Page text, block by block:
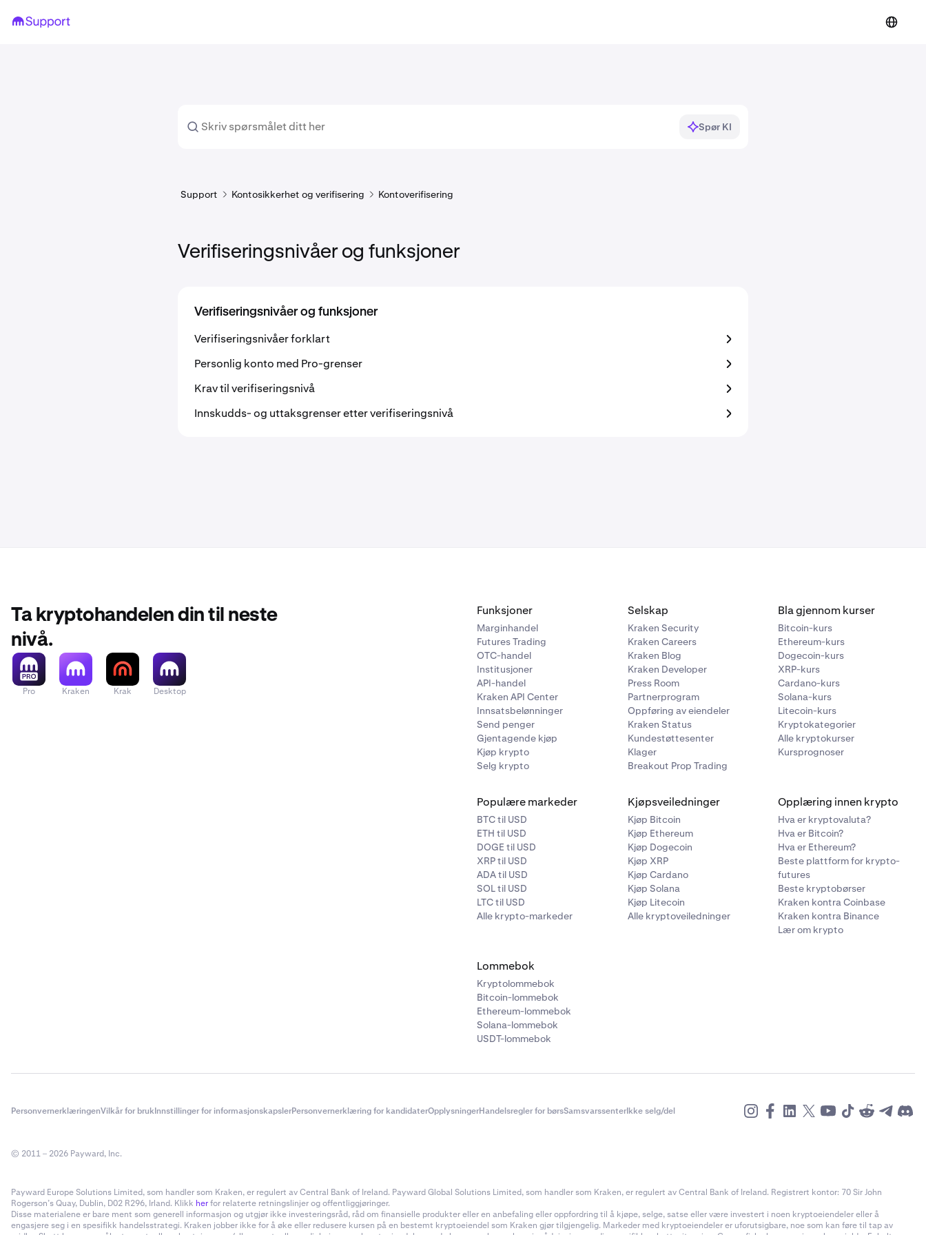
Spør KI
Support Kontosikkerhet og verifisering Kontoverifisering
Verifiseringsnivåer og funksjoner
Verifiseringsnivåer og funksjoner
Verifiseringsnivåer forklart
Personlig konto med Pro-grenser
Krav til verifiseringsnivå
Innskudds- og uttaksgrenser etter verifiseringsnivå
Ta kryptohandelen din til neste
nivå.
Pro Kraken Krak Desktop
Funksjoner
Marginhandel
Futures Trading
OTC-handel
Institusjoner
API-handel
Kraken API Center
Innsatsbelønninger
Send penger
Gjentagende kjøp
Kjøp krypto
Selg krypto
Selskap
Kraken Security
Kraken Careers
Kraken Blog
Kraken Developer
Press Room
Partnerprogram
Oppføring av eiendeler
Kraken Status
Kundestøttesenter
Klager
Breakout Prop Trading
Bla gjennom kurser
Bitcoin-kurs
Ethereum-kurs
Dogecoin-kurs
XRP-kurs
Cardano-kurs
Solana-kurs
Litecoin-kurs
Kryptokategorier
Alle kryptokurser
Kursprognoser
Populære markeder
BTC til USD
ETH til USD
DOGE til USD
XRP til USD
ADA til USD
SOL til USD
LTC til USD
Alle krypto-markeder
Kjøpsveiledninger
Kjøp Bitcoin
Kjøp Ethereum
Kjøp Dogecoin
Kjøp XRP
Kjøp Cardano
Kjøp Solana
Kjøp Litecoin
Alle kryptoveiledninger
Opplæring innen krypto
Hva er kryptovaluta?
Hva er Bitcoin?
Hva er Ethereum?
Beste plattform for krypto-
futures
Beste kryptobørser
Kraken kontra Coinbase
Kraken kontra Binance
Lær om krypto
Lommebok
Kryptolommebok
Bitcoin-lommebok
Ethereum-lommebok
Solana-lommebok
USDT-lommebok
PersonvernerklæringenVilkår for brukInnstillinger for informasjonskapslerPersonvernerklæring for kandidaterOpplysningerHandelsregler for børsSamsvarssenterIkke selg/del
© 2011 – 2026 Payward, Inc.
Payward Europe Solutions Limited, som handler som Kraken, er regulert av Central Bank of Ireland. Payward Global Solutions Limited, som handler som Kraken, er regulert av Central Bank of Ireland. Registrert kontor: 70 Sir John
Rogerson’s Quay, Dublin, D02 R296, Irland. Klikk herfor relaterte retningslinjer og offentliggjøringer.
Disse materialene er bare ment som generell informasjon og utgjør ikke investeringsråd, råd om finansielle produkter eller en anbefaling eller oppfordring til å kjøpe, selge, satse eller være investert i noen kryptoeiendeler eller å
engasjere seg i en spesifikk handelsstrategi. Kraken jobber ikke for å øke eller redusere kursen på en bestemt kryptoeiendel som Kraken gjør tilgjengelig. Markeder med kryptoeiendeler er uforutsigbare, noe som kan føre til tap av